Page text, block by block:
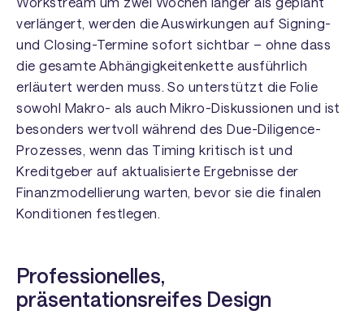
verlängert, werden die Auswirkungen auf Signing-
und Closing-Termine sofort sichtbar – ohne dass
die gesamte Abhängigkeitenkette ausführlich
erläutert werden muss. So unterstützt die Folie
sowohl Makro- als auch Mikro-Diskussionen und ist
besonders wertvoll während des Due-Diligence-
Prozesses, wenn das Timing kritisch ist und
Kreditgeber auf aktualisierte Ergebnisse der
Finanzmodellierung warten, bevor sie die finalen
Konditionen festlegen.
Professionelles,
präsentationsreifes Design